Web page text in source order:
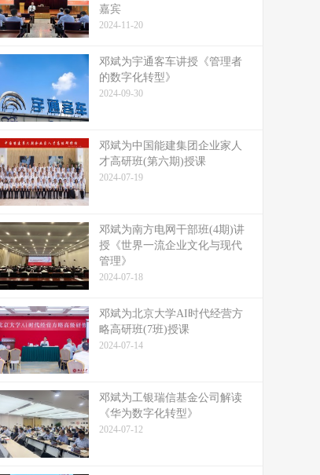
嘉宾
2024-11-20
邓斌为宇通客车讲授《管理者
的数字化转型》
2024-09-30
邓斌为中国能建集团企业家人
才高研班(第六期)授课
2024-07-19
邓斌为南方电网干部班(4期)讲
授《世界一流企业文化与现代
管理》
2024-07-18
邓斌为北京大学AI时代经营方
略高研班(7班)授课
2024-07-14
邓斌为工银瑞信基金公司解读
《华为数字化转型》
2024-07-12